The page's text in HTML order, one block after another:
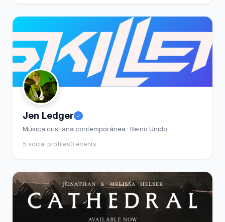
Jen Ledger
Música cristiana contemporánea · Reino Unido
5 social profiles0 events